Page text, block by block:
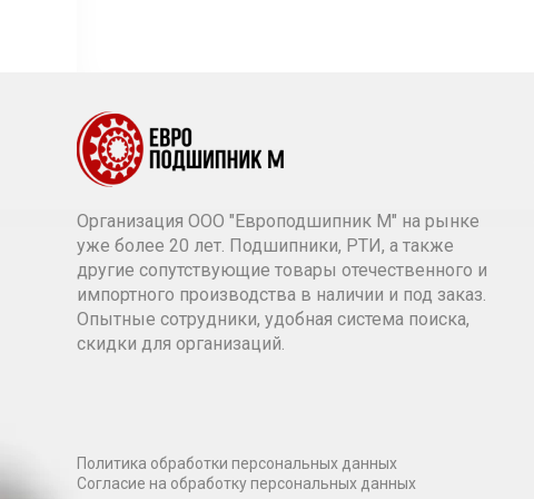
Организация ООО "Европодшипник М" на рынке
уже более 20 лет. Подшипники, РТИ, а также
другие сопутствующие товары отечественного и
импортного производства в наличии и под заказ.
Опытные сотрудники, удобная система поиска,
скидки для организаций.
Политика обработки персональных данных
Согласие на обработку персональных данных